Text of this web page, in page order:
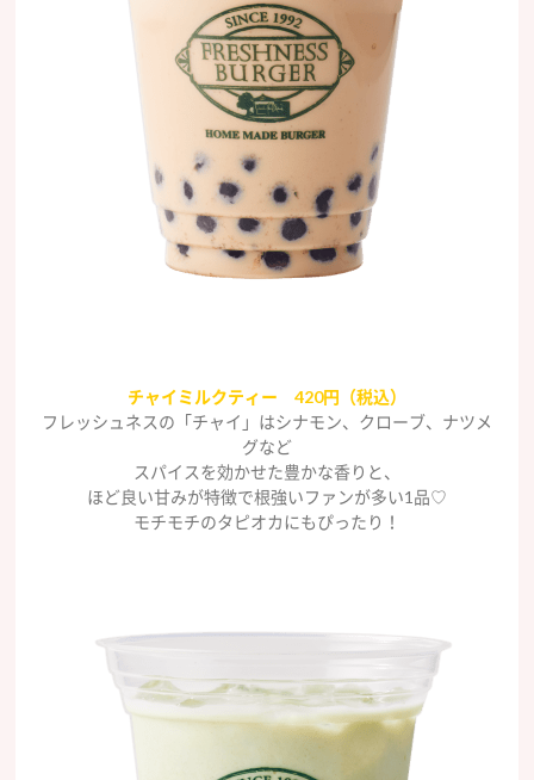
チャイミルクティー 420円（税込）
フレッシュネスの「チャイ」はシナモン、クローブ、ナツメ
グなど
スパイスを効かせた豊かな香りと、
ほど良い甘みが特徴で根強いファンが多い1品♡
モチモチのタピオカにもぴったり！